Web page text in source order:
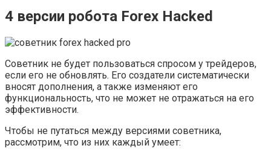
4 версии робота Forex Hacked
Советник не будет пользоваться спросом у трейдеров,
если его не обновлять. Его создатели систематически
вносят дополнения, а также изменяют его
функциональность, что не может не отражаться на его
эффективности.
Чтобы не путаться между версиями советника,
рассмотрим, что из них каждый умеет: